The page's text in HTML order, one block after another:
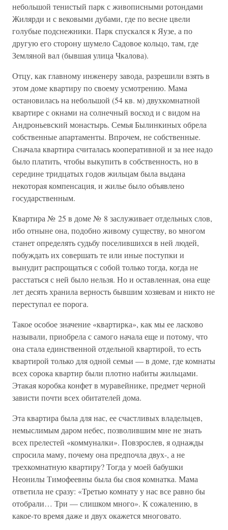
небольшой тенистый парк с живописными ротондами
Жилярди и с вековыми дубами, где по весне цвели
голубые подснежники. Парк спускался к Яузе, а по
другую его сторону шумело Садовое кольцо, там, где
Земляной вал (бывшая улица Чкалова).
Отцу, как главному инженеру завода, разрешили взять в
этом доме квартиру по своему усмотрению. Мама
остановилась на небольшой (54 кв. м) двухкомнатной
квартире с окнами на солнечный восход и с видом на
Андроньевский монастырь. Семья Былинкиных обрела
собственные апартаменты. Впрочем, не собственные.
Сначала квартира считалась кооперативной и за нее надо
было платить, чтобы выкупить в собственность, но в
середине тридцатых годов жильцам была выдана
некоторая компенсация, и жилье было объявлено
государственным.
Квартира № 25 в доме № 8 заслуживает отдельных слов,
ибо отныне она, подобно живому существу, во многом
станет определять судьбу поселившихся в ней людей,
побуждать их совершать те или иные поступки и
вынудит распрощаться с собой только тогда, когда не
расстаться с ней было нельзя. Но и оставленная, она еще
лет десять хранила верность бывшим хозяевам и никто не
переступал ее порога.
Такое особое значение «квартирка», как мы ее ласково
называли, приобрела с самого начала еще и потому, что
она стала единственной отдельной квартирой, то есть
квартирой только для одной семьи — в доме, где комнаты
всех сорока квартир были плотно набиты жильцами.
Этакая коробка конфет в муравейнике, предмет черной
зависти почти всех обитателей дома.
Эта квартира была для нас, ее счастливых владельцев,
немыслимым даром небес, позволившим мне не знать
всех прелестей «коммуналки». Повзрослев, я однажды
спросила маму, почему она предпочла двух-, а не
трехкомнатную квартиру? Тогда у моей бабушки
Неонилы Тимофеевны была бы своя комнатка. Мама
ответила не сразу: «Третью комнату у нас все равно бы
отобрали… Три — слишком много». К сожалению, в
какое-то время даже и двух окажется многовато.